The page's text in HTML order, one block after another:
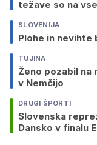
težave so na
SLOVENIJA
Plohe in nevihte
TUJINA
Ženo pozabil na
v Nemčijo
DRUGI ŠPORTI
Slovenska
Dansko v finalu